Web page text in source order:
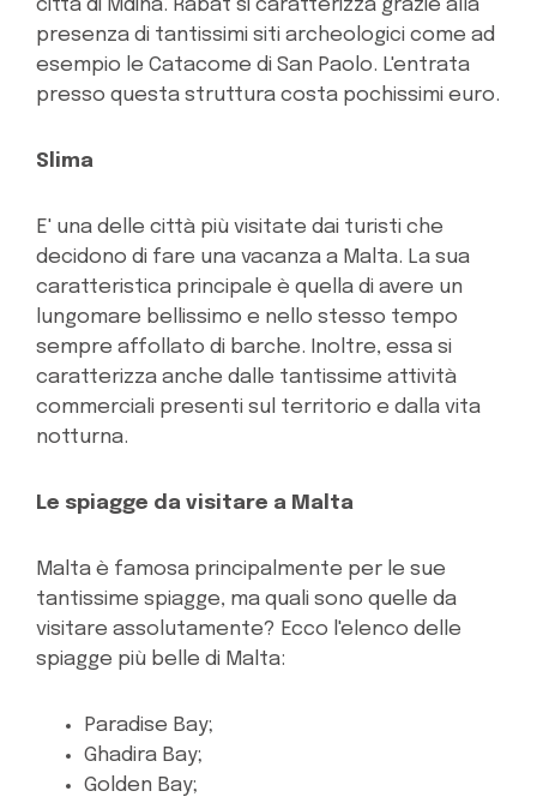
città di Mdina. Rabat si caratterizza grazie alla
presenza di tantissimi siti archeologici come ad
esempio le Catacome di San Paolo. L'entrata
presso questa struttura costa pochissimi euro.
Slima
E' una delle città più visitate dai turisti che
decidono di fare una vacanza a Malta. La sua
caratteristica principale è quella di avere un
lungomare bellissimo e nello stesso tempo
sempre affollato di barche. Inoltre, essa si
caratterizza anche dalle tantissime attività
commerciali presenti sul territorio e dalla vita
notturna.
Le spiagge da visitare a Malta
Malta è famosa principalmente per le sue
tantissime spiagge, ma quali sono quelle da
visitare assolutamente? Ecco l'elenco delle
spiagge più belle di Malta:
Paradise Bay;
Ghadira Bay;
Golden Bay;